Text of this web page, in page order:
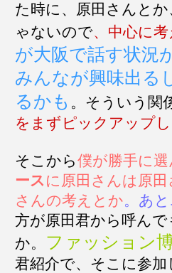
た時に、原田さんと
ゃないので、中心に
が大阪で話す状況
みんなが興味出る
るかも 。そういう関
をまずピックアップ
そこから僕が勝手に
ース に原田さんは原
さんの考えとか。あ
方が原田君から呼ん
か。 ファッション
君紹介で、そこに参